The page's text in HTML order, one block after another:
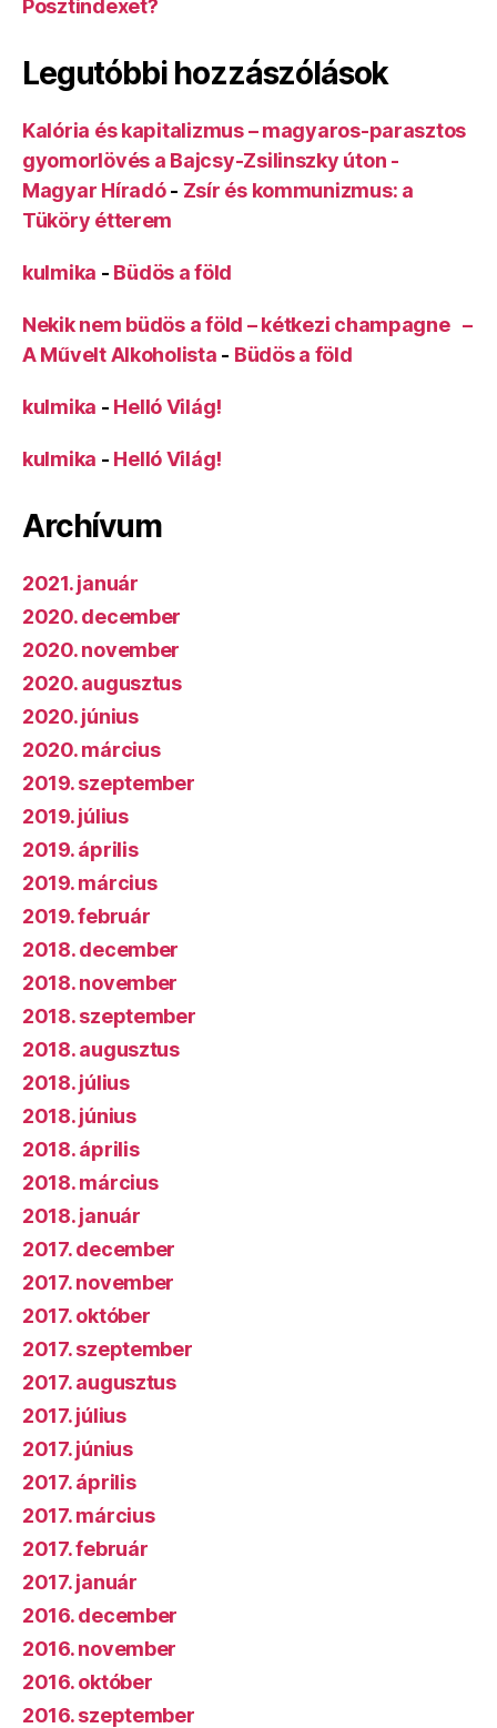
Posztindexet?
Legutóbbi hozzászólások
Kalória és kapitalizmus – magyaros-parasztos
gyomorlövés a Bajcsy-Zsilinszky úton -
Magyar Híradó- Zsír és kommunizmus: a
Tüköry étterem
kulmika - Büdös a föld
Nekik nem büdös a föld – kétkezi champagne –
A Művelt Alkoholista - Büdös a föld
kulmika - Helló Világ!
kulmika - Helló Világ!
Archívum
2021. január
2020. december
2020. november
2020. augusztus
2020. június
2020. március
2019. szeptember
2019. július
2019. április
2019. március
2019. február
2018. december
2018. november
2018. szeptember
2018. augusztus
2018. július
2018. június
2018. április
2018. március
2018. január
2017. december
2017. november
2017. október
2017. szeptember
2017. augusztus
2017. július
2017. június
2017. április
2017. március
2017. február
2017. január
2016. december
2016. november
2016. október
2016. szeptember